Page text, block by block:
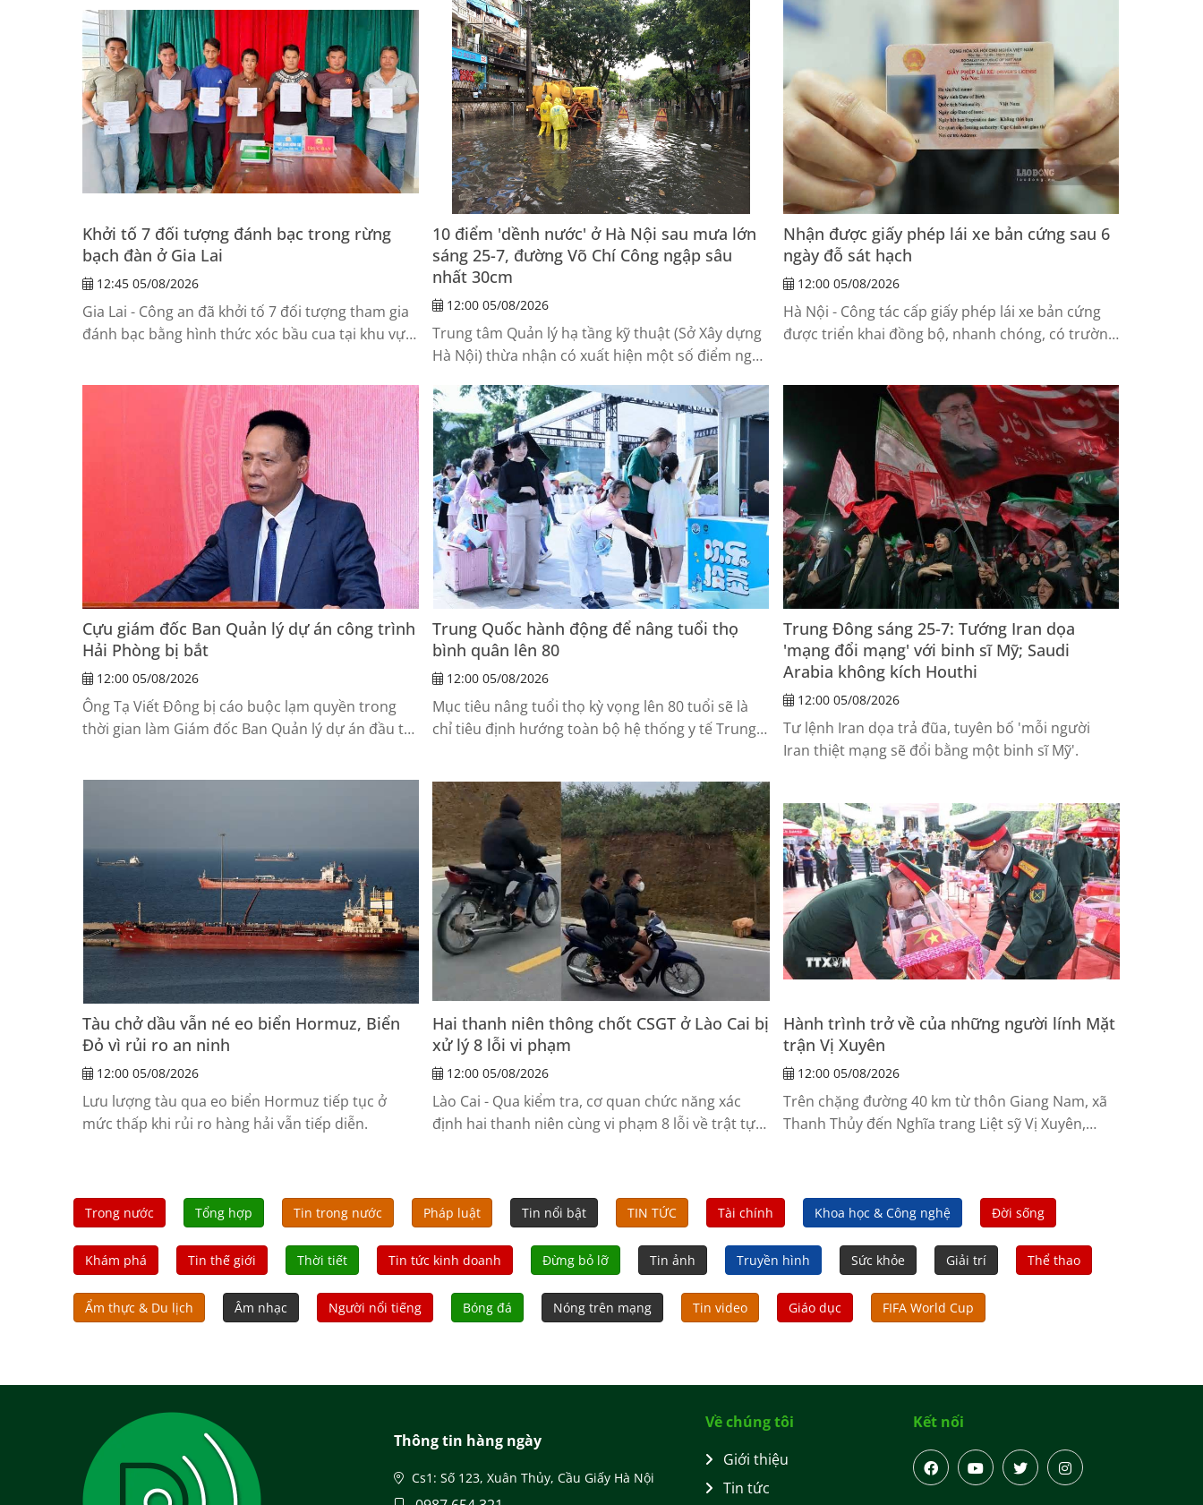
Khởi tố 7 đối tượng đánh bạc trong rừng
bạch đàn ở Gia Lai
12:45 05/08/2026
Gia Lai - Công an đã khởi tố 7 đối tượng tham gia
đánh bạc bằng hình thức xóc bầu cua tại khu vực
10 điểm 'dềnh nước' ở Hà Nội sau mưa lớn
sáng 25-7, đường Võ Chí Công ngập sâu
nhất 30cm
12:00 05/08/2026
Trung tâm Quản lý hạ tầng kỹ thuật (Sở Xây dựng
Hà Nội) thừa nhận có xuất hiện một số điểm ngập
sau trận mưa lớn sáng 25-7, riêng tại đường Võ
Chí Công có đoạn ngập sâu 30cm.
Nhận được giấy phép lái xe bản cứng sau 6
ngày đỗ sát hạch
12:00 05/08/2026
Hà Nội - Công tác cấp giấy phép lái xe bản cứng
được triển khai đồng bộ, nhanh chóng, có trường
Cựu giám đốc Ban Quản lý dự án công trình
Hải Phòng bị bắt
12:00 05/08/2026
Ông Tạ Viết Đông bị cáo buộc lạm quyền trong
thời gian làm Giám đốc Ban Quản lý dự án đầu tư
Trung Quốc hành động để nâng tuổi thọ
bình quân lên 80
12:00 05/08/2026
Mục tiêu nâng tuổi thọ kỳ vọng lên 80 tuổi sẽ là
chỉ tiêu định hướng toàn bộ hệ thống y tế Trung
Trung Đông sáng 25-7: Tướng Iran dọa
'mạng đổi mạng' với binh sĩ Mỹ; Saudi
Arabia không kích Houthi
12:00 05/08/2026
Tư lệnh Iran dọa trả đũa, tuyên bố 'mỗi người
Iran thiệt mạng sẽ đổi bằng một binh sĩ Mỹ'.
Tàu chở dầu vẫn né eo biển Hormuz, Biển
Đỏ vì rủi ro an ninh
12:00 05/08/2026
Lưu lượng tàu qua eo biển Hormuz tiếp tục ở
mức thấp khi rủi ro hàng hải vẫn tiếp diễn.
Hai thanh niên thông chốt CSGT ở Lào Cai bị
xử lý 8 lỗi vi phạm
12:00 05/08/2026
Lào Cai - Qua kiểm tra, cơ quan chức năng xác
định hai thanh niên cùng vi phạm 8 lỗi về trật tự,
Hành trình trở về của những người lính Mặt
trận Vị Xuyên
12:00 05/08/2026
Trên chặng đường 40 km từ thôn Giang Nam, xã
Thanh Thủy đến Nghĩa trang Liệt sỹ Vị Xuyên,
Trong nước Tổng hợp Tin trong nước Pháp luật Tin nổi bật TIN TỨC Tài chính Khoa học & Công nghệ Đời sống
Khám phá Tin thế giới Thời tiết Tin tức kinh doanh Đừng bỏ lỡ Tin ảnh Truyền hình Sức khỏe Giải trí Thể thao
Ẩm thực & Du lịch Âm nhạc Người nổi tiếng Bóng đá Nóng trên mạng Tin video Giáo dục FIFA World Cup
Thông tin hàng ngày
Cs1: Số 123, Xuân Thủy, Cầu Giấy Hà Nội
Về chúng tôi
Giới thiệu
Tin tức
Kết nối